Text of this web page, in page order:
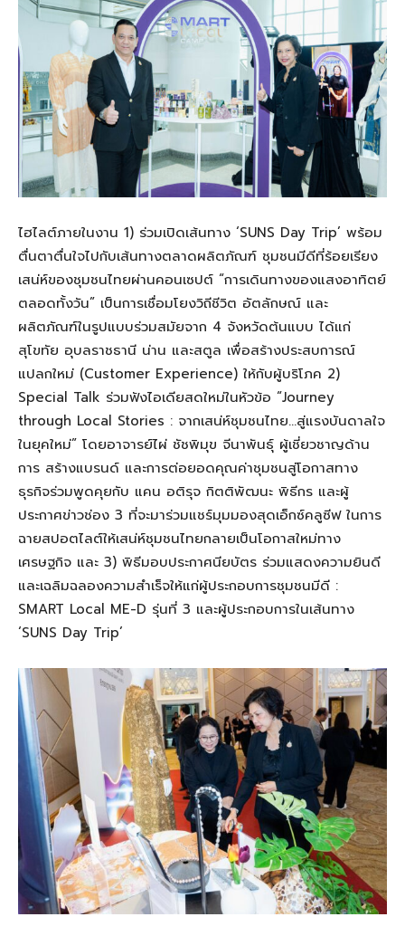
ไฮไลต์ภายในงาน 1) ร่วมเปิดเส้นทาง ‘SUNS Day Trip’ พร้อม
ตื่นตาตื่นใจไปกับเส้นทางตลาดผลิตภัณฑ์ ชุมชนมีดีที่ร้อยเรียง
เสน่ห์ของชุมชนไทยผ่านคอนเซปต์ “การเดินทางของแสงอาทิตย์
ตลอดทั้งวัน” เป็นการเชื่อมโยงวิถีชีวิต อัตลักษณ์ และ
ผลิตภัณฑ์ในรูปแบบร่วมสมัยจาก 4 จังหวัดต้นแบบ ได้แก่
สุโขทัย อุบลราชธานี น่าน และสตูล เพื่อสร้างประสบการณ์
แปลกใหม่ (Customer Experience) ให้กับผู้บริโภค 2)
Special Talk ร่วมฟังไอเดียสดใหม่ในหัวข้อ “Journey
through Local Stories : จากเสน่ห์ชุมชนไทย…สู่แรงบันดาลใจ
ในยุคใหม่” โดยอาจารย์ไผ่ ชัชพิมุข จีนาพันธุ์ ผู้เชี่ยวชาญด้าน
การ สร้างแบรนด์ และการต่อยอดคุณค่าชุมชนสู่โอกาสทาง
ธุรกิจร่วมพูดคุยกับ แคน อติรุจ กิตติพัฒนะ พิธีกร และผู้
ประกาศข่าวช่อง 3 ที่จะมาร่วมแชร์มุมมองสุดเอ็กซ์คลูซีฟ ในการ
ฉายสปอตไลต์ให้เสน่ห์ชุมชนไทยกลายเป็นโอกาสใหม่ทาง
เศรษฐกิจ และ 3) พิธีมอบประกาศนียบัตร ร่วมแสดงความยินดี
และเฉลิมฉลองความสําเร็จให้แก่ผู้ประกอบการชุมชนมีดี :
SMART Local ME-D รุ่นที่ 3 และผู้ประกอบการในเส้นทาง
‘SUNS Day Trip’